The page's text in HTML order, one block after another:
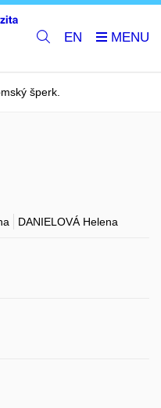
EN
šperk.
DANIELOVÁ Helena